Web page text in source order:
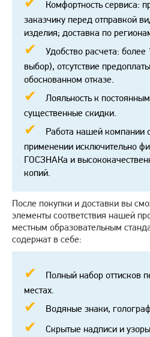
Комфортность сервиса:
заказчику перед отправкой
изделия; доставка по
Удобство расчета: более
выбор), отсутствие
обоснованном отказе.
Лояльность к
существенные скидки.
Работа нашей компании
применении исключительно
ГОСЗНАКа и
копий.
После покупки и доставки вы
элементы соответствия нашей
местным образовательным
содержат в себе:
Полный набор оттисков
местах.
Водяные знаки,
Скрытые надписи и узоры